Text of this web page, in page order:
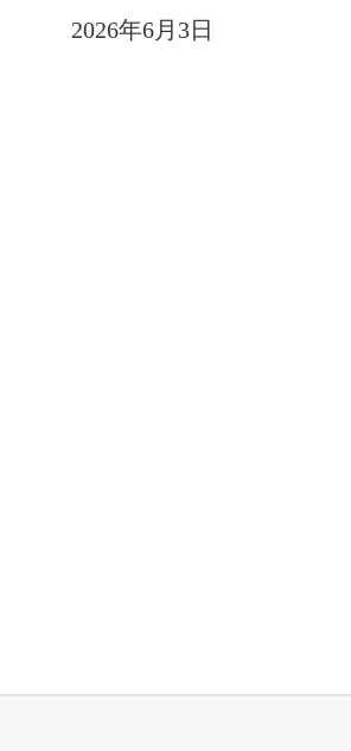
2026年6月 3日